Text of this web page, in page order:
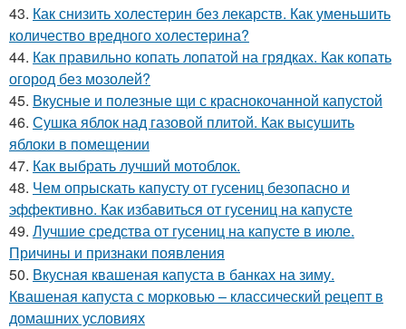
43. Как снизить холестерин без лекарств. Как уменьшить
количество вредного холестерина?
44. Как правильно копать лопатой на грядках. Как копать
огород без мозолей?
45. Вкусные и полезные щи с краснокочанной капустой
46. Сушка яблок над газовой плитой. Как высушить
яблоки в помещении
47. Как выбрать лучший мотоблок.
48. Чем опрыскать капусту от гусениц безопасно и
эффективно. Как избавиться от гусениц на капусте
49. Лучшие средства от гусениц на капусте в июле.
Причины и признаки появления
50. Вкусная квашеная капуста в банках на зиму.
Квашеная капуста с морковью – классический рецепт в
домашних условиях